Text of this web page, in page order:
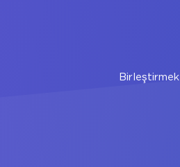
Birleştirmek